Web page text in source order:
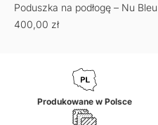
Poduszka na podłogę – Nu
400,00 zł
Produkowane w Polsce